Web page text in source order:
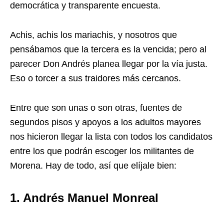
democrática y transparente encuesta.
Achis, achis los mariachis, y nosotros que
pensábamos que la tercera es la vencida; pero al
parecer Don Andrés planea llegar por la vía justa.
Eso o torcer a sus traidores más cercanos.
Entre que son unas o son otras, fuentes de
segundos pisos y apoyos a los adultos mayores
nos hicieron llegar la lista con todos los candidatos
entre los que podrán escoger los militantes de
Morena. Hay de todo, así que elíjale bien:
1. Andrés Manuel Monreal